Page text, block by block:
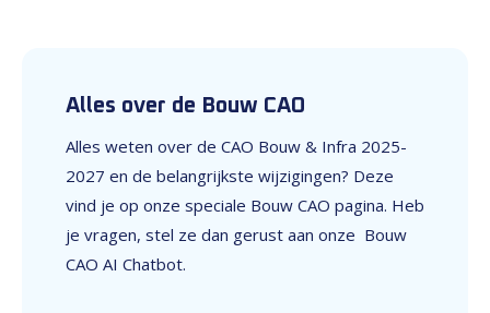
Alles over de Bouw CAO
Alles weten over de CAO Bouw & Infra 2025-
2027 en de belangrijkste wijzigingen? Deze
vind je op onze speciale Bouw CAO pagina. Heb
je vragen, stel ze dan gerust aan onze Bouw
CAO AI Chatbot.